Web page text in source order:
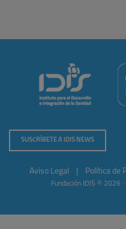
SUSCRÍBETE A IDIS NEWS
Aviso Legal Política de
Fundación IDIS © 2026